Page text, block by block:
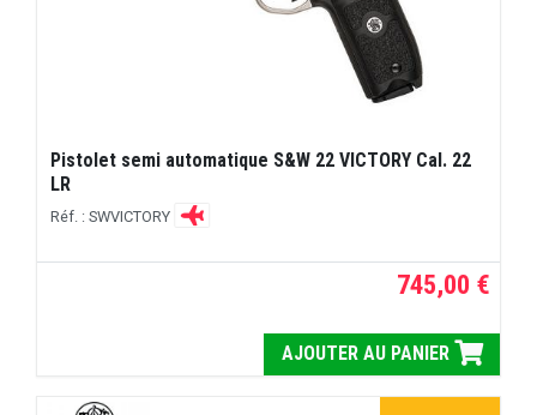
Pistolet semi automatique S&W 22 VICTORY Cal. 22
LR
Réf. : SWVICTORY
745,00 €
AJOUTER AU PANIER